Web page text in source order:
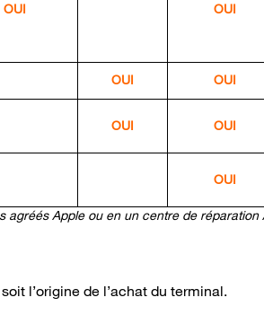
OUI OUI
OUI
OUI
OUI OUI
OUI
agréés Apple ou en un centre de réparation
l’origine de l’achat du terminal.